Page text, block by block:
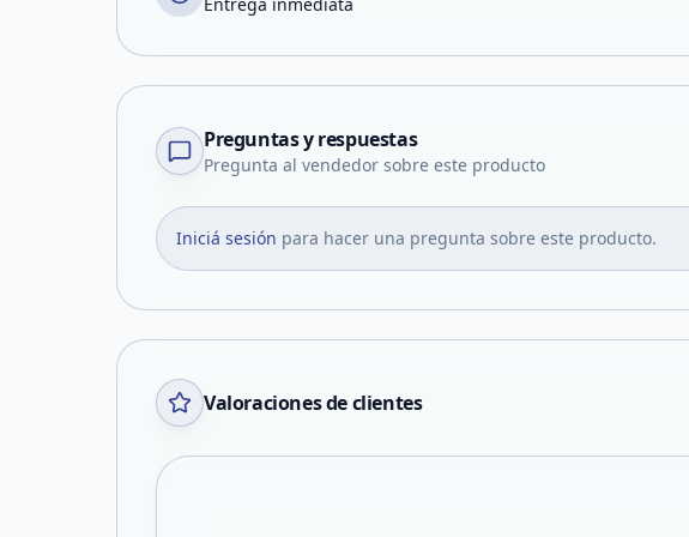
Preguntas y respuestas
Pregunta al vendedor sobre este producto
Iniciá sesión para hacer una pregunta sobre este producto.
Valoraciones de clientes